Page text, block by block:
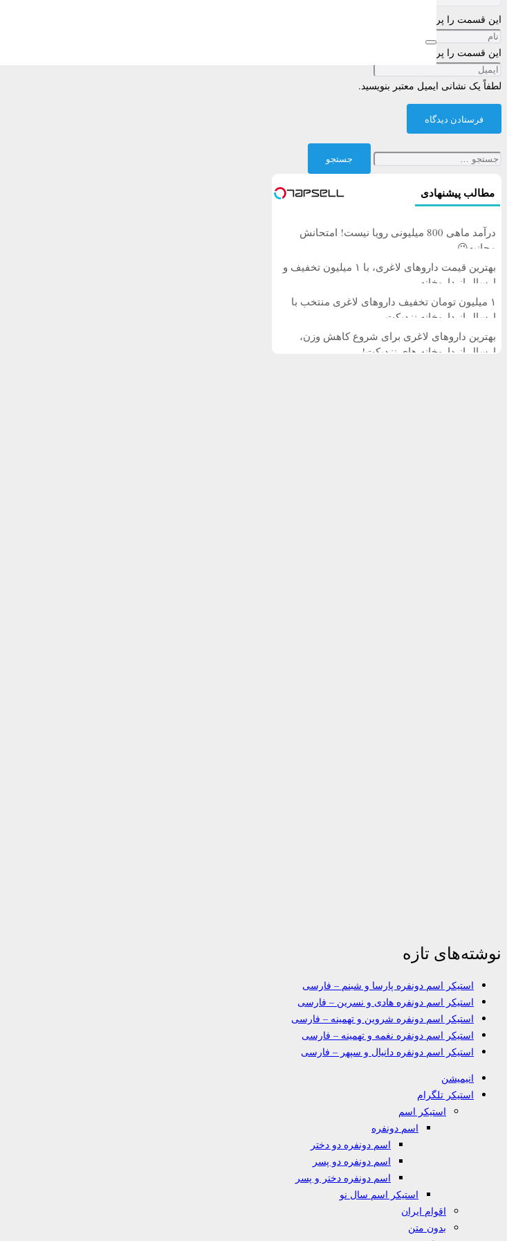
این قسمت را پر کنید
این قسمت را پر کنید
لطفاً یک نشانی ایمیل معتبر بنویسید.
فرستادن دیدگاه
جستجو
برای:
مطالب پیشنهادی
درآمد ماهی 800 میلیونی رویا نیست! امتحانش
مجانیه😉
بهترین قیمت داروهای لاغری، با ۱ میلیون تخفیف و
ارسال از داروخانه‌
۱ میلیون تومان تخفیف داروهای لاغری منتخب با
ارسال از داروخانه نزدیکت
بهترین داروهای لاغری برای شروع کاهش وزن،
ارسال از داروخانه های نزدیکت!
نوشته‌های تازه
استیکر اسم دونفره پارسا و شبنم – فارسی
استیکر اسم دونفره هادی و نسرین – فارسی
استیکر اسم دونفره شروین و تهمینه – فارسی
استیکر اسم دونفره نغمه و تهمینه – فارسی
استیکر اسم دونفره دانیال و سپهر – فارسی
انیمیشن
استیکر تلگرام
استیکر اسم
اسم دونفره
اسم دونفره دو دختر
اسم دونفره دو پسر
اسم دونفره دختر و پسر
استیکر اسم سال نو
اقوام ایران
بدون متن